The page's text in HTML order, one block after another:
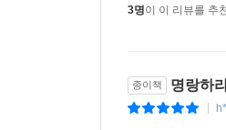
3명이 이 리뷰를 추
종이책 명랑하